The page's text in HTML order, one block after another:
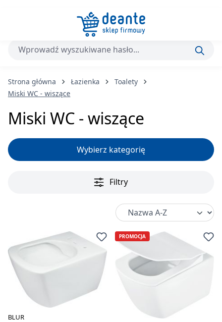
Przejdź do głównej zawartości
Strona główna Łazienka
Toalety
Miski WC - wiszące
Miski WC - wiszące
Wybierz kategorię
Filtry
BLUR
PROMOCJA